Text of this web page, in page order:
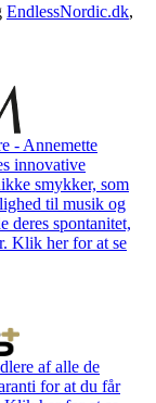
EndlessNordic.dk,
- Annemette
innovative
smykker, som
til musik og
deres spontanitet,
Klik her for at se
af alle de
for at du får